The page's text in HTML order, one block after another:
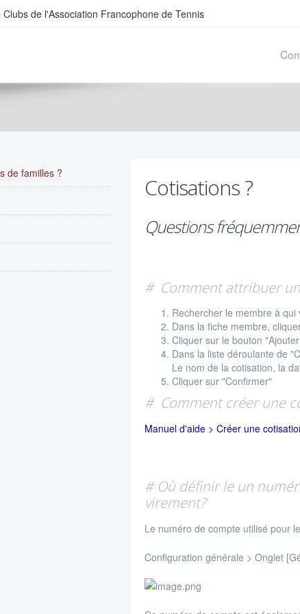
de l'Association Francophone de Tennis
de familles ?
Cotisations ?
Questions
# Comment attribuer
Rechercher le membre à
Dans la fiche membre,
Cliquer sur le bouton
Dans la liste déroulante de
Le nom de la cotisation, la
Cliquer sur "Confirmer"
# Comment créer une
Manuel d'aide > Créer une
# Où définir le un
virement?
Le numéro de compte utilisé pour
Configuration générale > Onglet